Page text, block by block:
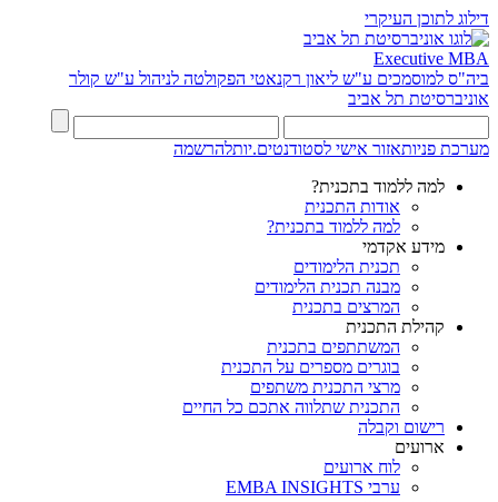
דילוג לתוכן העיקרי
Executive MBA
ביה"ס למוסמכים ע"ש ליאון רקנאטי הפקולטה לניהול ע"ש קולר
אוניברסיטת תל אביב
מערכת פניותאזור אישי לסטודנטים.יותלהרשמה
למה ללמוד בתכנית?
אודות התכנית
למה ללמוד בתכנית?
מידע אקדמי
תכנית הלימודים
מבנה תכנית הלימודים
המרצים בתכנית
קהילת התכנית
המשתתפים בתכנית
בוגרים מספרים על התכנית
מרצי התכנית משתפים
התכנית שתלווה אתכם כל החיים
רישום וקבלה
ארועים
לוח ארועים
ערבי EMBA INSIGHTS